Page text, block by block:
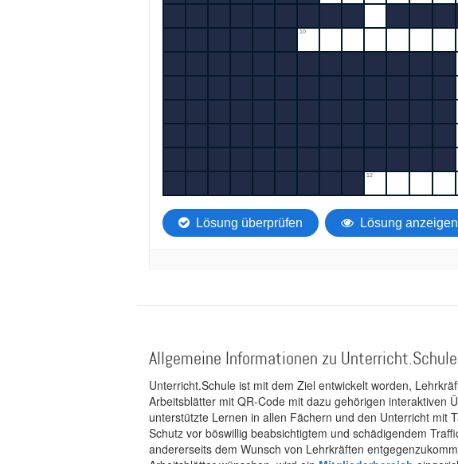
Allgemeine Informationen zu Unterricht.Schule
Unterricht.Schule ist mit dem Ziel entwickelt worden,
Arbeitsblätter mit QR-Code mit dazu gehörigen interaktiven
unterstützte Lernen in allen Fächern und den Unterricht mit
Schutz vor böswillig beabsichtigtem und schädigendem
andererseits dem Wunsch von Lehrkräften